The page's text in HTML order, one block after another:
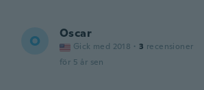
O Oscar
Gick med 2018 · 3 recensioner
för 5 år sen